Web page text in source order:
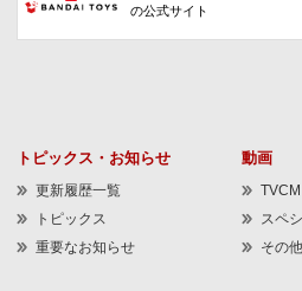
の公式サイト
トピックス・お知らせ
更新履歴一覧
トピックス
重要なお知らせ
動画
TVCM
スペ
その他